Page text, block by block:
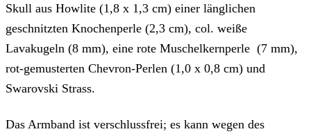
Skull aus Howlite (1,8 x 1,3 cm) einer länglichen
geschnitzten Knochenperle (2,3 cm), col. weiße
Lavakugeln (8 mm), eine rote Muschelkernperle (7 mm),
rot-gemusterten Chevron-Perlen (1,0 x 0,8 cm) und
Swarovski Strass.
Das Armband ist verschlussfrei; es kann wegen des